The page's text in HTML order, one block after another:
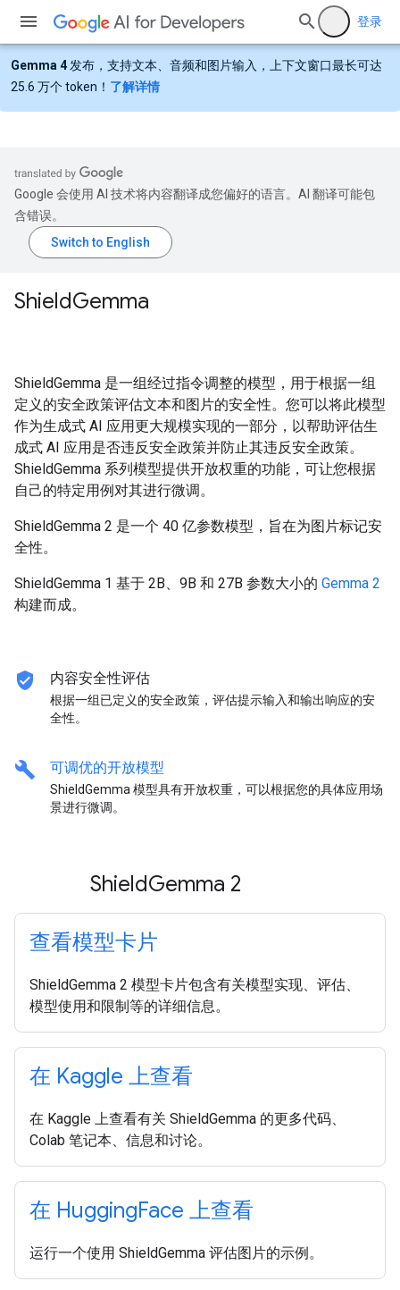
登录
Gemma 4 发布，支持文本、音频和图片输入，上下文窗口最长可达
25.6 万个 token！ 了解详情
Google 会使用 AI 技术将内容翻译成您偏好的语言。AI 翻译可能包
含错误。
ShieldGemma
ShieldGemma 是一组经过指令调整的模型，用于根据一组
定义的安全政策评估文本和图片的安全性。您可以将此模型
作为生成式 AI 应用更大规模实现的一部分，以帮助评估生
成式 AI 应用是否违反安全政策并防止其违反安全政策。
ShieldGemma 系列模型提供开放权重的功能，可让您根据
自己的特定用例对其进行微调。
ShieldGemma 2 是一个 40 亿参数模型，旨在为图片标记安
全性。
ShieldGemma 1 基于 2B、9B 和 27B 参数大小的 Gemma 2
构建而成。
verified_user 内容安全性评估
根据一组已定义的安全政策，评估提示输入和输出响应的安
全性。
build 可调优的开放模型
ShieldGemma 模型具有开放权重，可以根据您的具体应用场
景进行微调。
ShieldGemma 2
查看模型卡片
ShieldGemma 2 模型卡片包含有关模型实现、评估、
模型使用和限制等的详细信息。
在 Kaggle 上查看
在 Kaggle 上查看有关 ShieldGemma 的更多代码、
Colab 笔记本、信息和讨论。
在 HuggingFace 上查看
运行一个使用 ShieldGemma 评估图片的示例。